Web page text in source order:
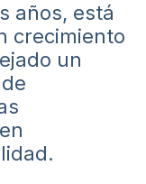
años, está
crecimiento
un